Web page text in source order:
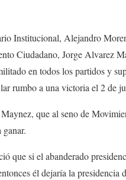
Institucional, Alejandro
Ciudadano, Jorge Alvarez
en todos los partidos y
rumbo a una victoria el 2 de
que al seno de
ganar.
que si el abanderado
él dejaría la